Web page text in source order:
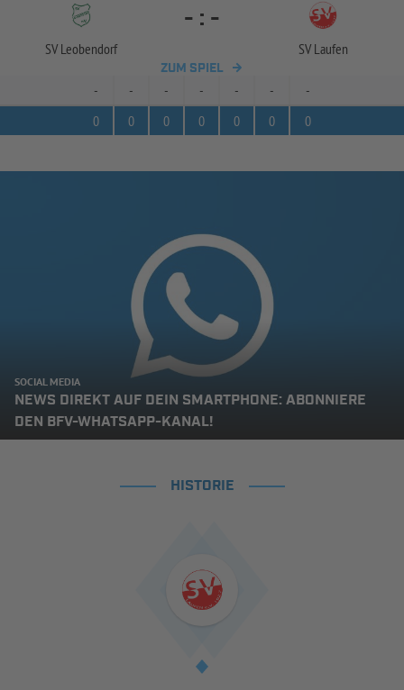
SV Leobendorf
- : -
SV Laufen
ZUM SPIEL
- - - - - -
-
0
0 0 0 0 0 0
SOCIAL MEDIA
NEWS DIREKT AUF DEIN SMARTPHONE: ABONNIERE
DEN BFV-WHATSAPP-KANAL!
HISTORIE